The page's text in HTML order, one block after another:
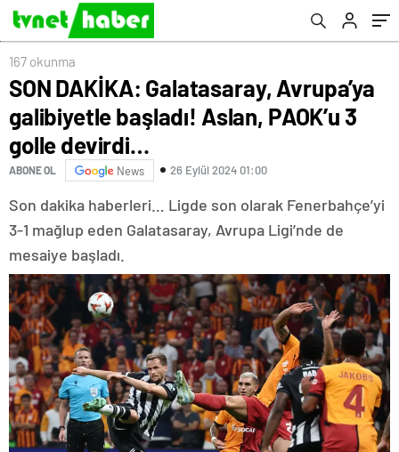
devirdi…
167 okunma
SON DAKİKA: Galatasaray, Avrupa’ya
galibiyetle başladı! Aslan, PAOK’u 3
golle devirdi…
ABONE OL News 26 Eylül 2024 01:00
Son dakika haberleri… Ligde son olarak Fenerbahçe’yi
3-1 mağlup eden Galatasaray, Avrupa Ligi’nde de
mesaiye başladı.